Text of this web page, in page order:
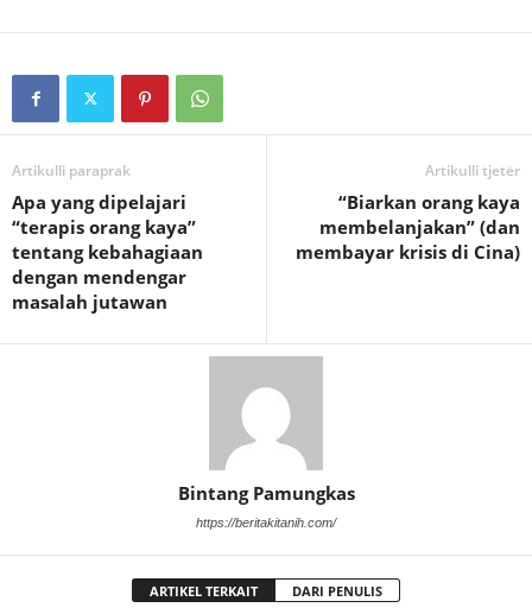
Artikulli paraprak
Apa yang dipelajari
“terapis orang kaya”
tentang kebahagiaan
dengan mendengar
masalah jutawan
Artikulli tjetër
“Biarkan orang kaya
membelanjakan” (dan
membayar krisis di Cina)
Bintang Pamungkas
https://beritakitanih.com/
ARTIKEL TERKAIT DARI PENULIS